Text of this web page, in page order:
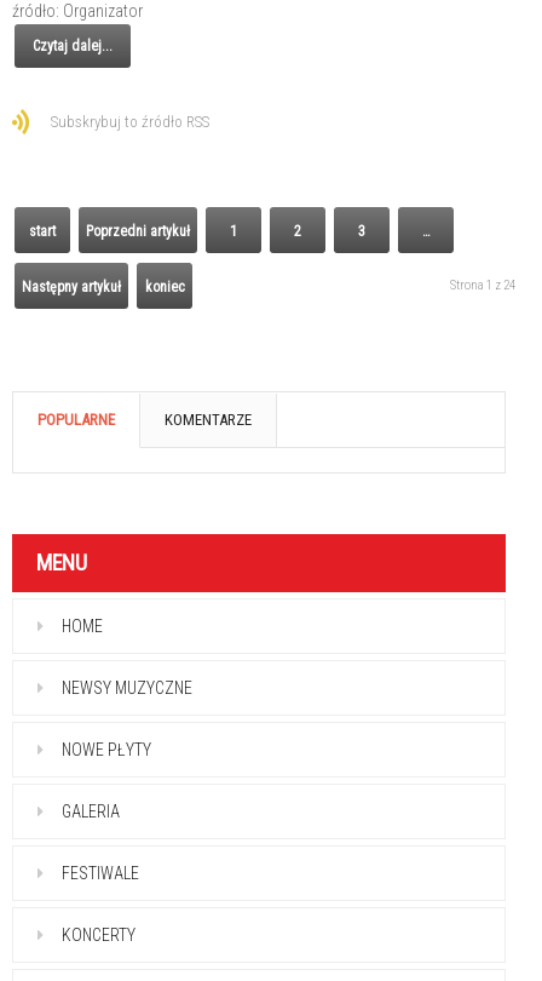
źródło: Organizator
Czytaj dalej...
Subskrybuj to źródło RSS
start Poprzedni artykuł 1 2 3 …
Następny artykuł koniec Strona 1 z 24
POPULARNE KOMENTARZE
MENU
HOME
NEWSY MUZYCZNE
NOWE PŁYTY
GALERIA
FESTIWALE
KONCERTY